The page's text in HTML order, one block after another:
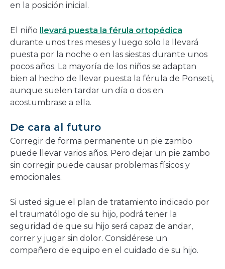
en la posición inicial.
El niño
llevará puesta la férula ortopédica
durante unos tres meses y luego solo la llevará
puesta por la noche o en las siestas durante unos
pocos años. La mayoría de los niños se adaptan
bien al hecho de llevar puesta la férula de Ponseti,
aunque suelen tardar un día o dos en
acostumbrase a ella.
De cara al futuro
Corregir de forma permanente un pie zambo
puede llevar varios años. Pero dejar un pie zambo
sin corregir puede causar problemas físicos y
emocionales.
Si usted sigue el plan de tratamiento indicado por
el traumatólogo de su hijo, podrá tener la
seguridad de que su hijo será capaz de andar,
correr y jugar sin dolor. Considérese un
compañero de equipo en el cuidado de su hijo.